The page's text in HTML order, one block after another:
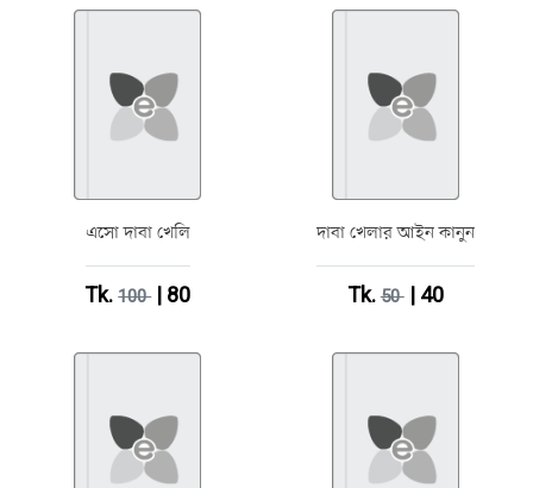
এসো দাবা খেলি
Tk.100| 80
দাবা খেলার আইন কানুন
Tk.50| 40